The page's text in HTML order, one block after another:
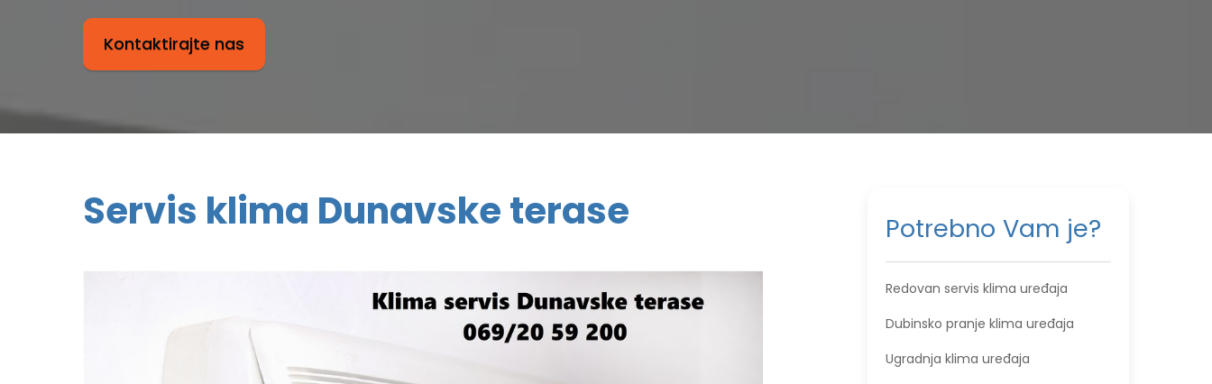
Kontaktirajte nas
Servis klima Dunavske terase Potrebno Vam je?
Redovan servis klima uređaja
Dubinsko pranje klima uređaja
Ugradnja klima uređaja